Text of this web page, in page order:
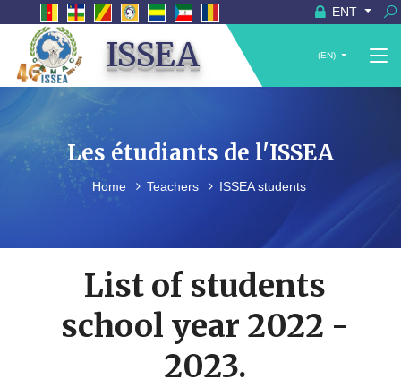
ENT
ISSEA (EN)
Les étudiants de l'ISSEA
Home Teachers ISSEA students
List of students
school year 2022 -
2023.